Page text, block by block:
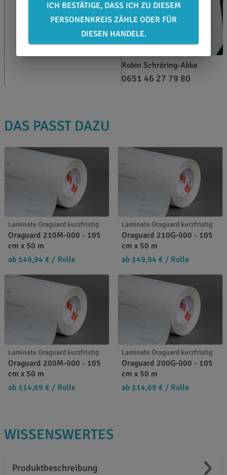
Robin Schröring-Abke
0651 46 27 79 80
DAS PASST DAZU
Laminate Oraguard kurzfristig
Oraguard 210M-000 - 105
cm x 50 m
ab 149,94 € / Rolle
Laminate Oraguard kurzfristig
Oraguard 210G-000 - 105
cm x 50 m
ab 149,94 € / Rolle
Laminate Oraguard kurzfristig
Oraguard 200M-000 - 105
cm x 50 m
ab 114,69 € / Rolle
Laminate Oraguard kurzfristig
Oraguard 200G-000 - 105
cm x 50 m
ab 114,69 € / Rolle
WISSENSWERTES
Produktbeschreibung
ICH BESTÄTIGE, DASS ICH ZU DIESEM
PERSONENKREIS ZÄHLE ODER FÜR
DIESEN HANDELE.